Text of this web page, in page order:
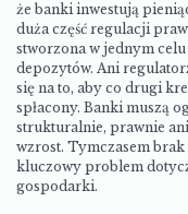
że banki inwestują
duża część regulacji
stworzona w jednym
depozytów. Ani
się na to, aby co drugi
spłacony. Banki muszą
strukturalnie, prawnie
wzrost. Tymczasem
kluczowy problem
gospodarki.